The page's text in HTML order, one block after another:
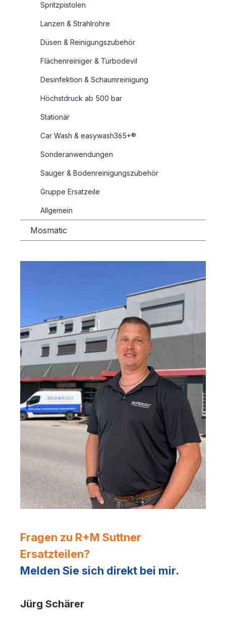
Spritzpistolen
Lanzen & Strahlrohre
Düsen & Reinigungszubehör
Flächenreiniger & Turbodevil
Desinfektion & Schaumreinigung
Höchstdruck ab 500 bar
Stationär
Car Wash & easywash365+®
Sonderanwendungen
Sauger & Bodenreinigungszubehör
Gruppe Ersatzeile
Allgemein
Mosmatic
Fragen zu R+M Suttner
Ersatzteilen?
Melden Sie sich direkt bei mir.
Jürg Schärer